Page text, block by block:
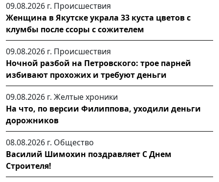
09.08.2026 г. Происшествия
Женщина в Якутске украла 33 куста цветов с
клумбы после ссоры с сожителем
09.08.2026 г. Происшествия
Ночной разбой на Петровского: трое парней
избивают прохожих и требуют деньги
09.08.2026 г. Желтые хроники
На что, по версии Филиппова, уходили деньги
дорожников
08.08.2026 г. Общество
Василий Шимохин поздравляет С Днем
Строителя!